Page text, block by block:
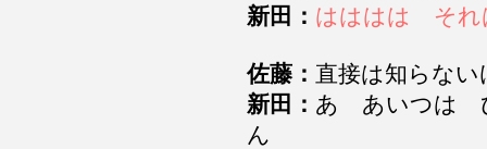
新田： はははは それ
佐藤： 直接は知らな
新田： あ あいつは
ん